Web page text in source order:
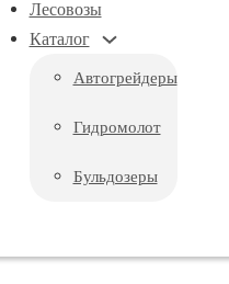
Лесовозы
Каталог
Автогрейдеры
Гидромолот
Бульдозеры